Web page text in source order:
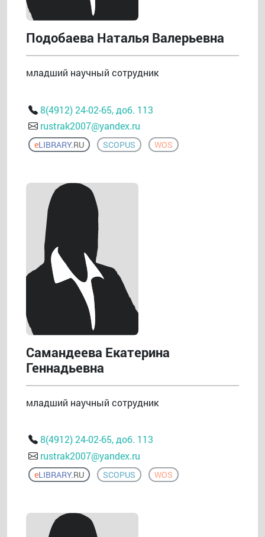
Подобаева Наталья Валерьевна
младший научный сотрудник
8(4912) 24-02-65, доб. 113
rustrak2007@yandex.ru
eLIBRARY.RU SCOPUS WOS
Самандеева Екатерина
Геннадьевна
младший научный сотрудник
8(4912) 24-02-65, доб. 113
rustrak2007@yandex.ru
eLIBRARY.RU SCOPUS WOS